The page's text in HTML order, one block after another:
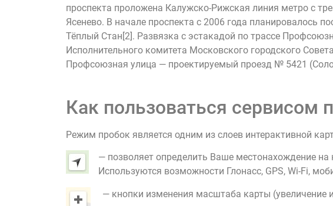
проспекта проложена Калужско-Рижская линия метро с
Ясенево. В начале проспекта с 2006 года планировалось
Тёплый Стан[2]. Развязка с эстакадой по трассе
Исполнительного комитета Московского городского
Профсоюзная улица — проектируемый проезд № 5421
Как пользоваться сервисом
Режим пробок является одним из слоев интерактивной
— позволяет определить Ваше местонахождение на
Используются возможности Глонасс, GPS, Wi-Fi,
— кнопки изменения масштаба карты (увеличение